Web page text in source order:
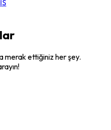
merak ettiğiniz her şey.